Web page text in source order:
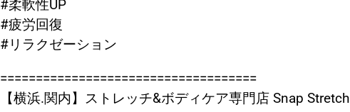
#柔軟性UP
#疲労回復
#リラクゼーション
====================================
【横浜.関内】ストレッチ&ボディケア専門店 Snap Stretch